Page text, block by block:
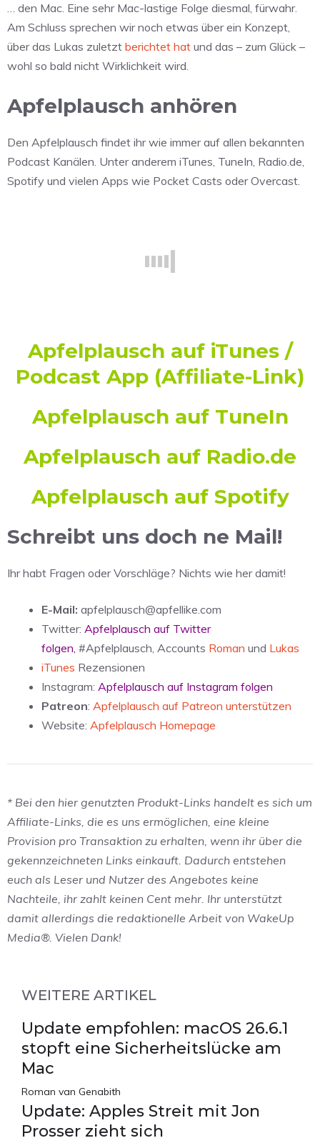
… den Mac. Eine sehr Mac-lastige Folge diesmal, fürwahr.
Am Schluss sprechen wir noch etwas über ein Konzept,
über das Lukas zuletzt berichtet hat und das – zum Glück –
wohl so bald nicht Wirklichkeit wird.
Apfelplausch anhören
Den Apfelplausch findet ihr wie immer auf allen bekannten
Podcast Kanälen. Unter anderem iTunes, TuneIn, Radio.de,
Spotify und vielen Apps wie Pocket Casts oder Overcast.
Apfelplausch auf iTunes /
Podcast App (Affiliate-Link)
Apfelplausch auf TuneIn
Apfelplausch auf Radio.de
Apfelplausch auf Spotify
Schreibt uns doch ne Mail!
Ihr habt Fragen oder Vorschläge? Nichts wie her damit!
E-Mail: apfelplausch@apfellike.com
Twitter: Apfelplausch auf Twitter
folgen, #Apfelplausch, Accounts Roman und Lukas
iTunes Rezensionen
Instagram: Apfelplausch auf Instagram folgen
Patreon: Apfelplausch auf Patreon unterstützen
Website: Apfelplausch Homepage
* Bei den hier genutzten Produkt-Links handelt es sich um
Affiliate-Links, die es uns ermöglichen, eine kleine
Provision pro Transaktion zu erhalten, wenn ihr über die
gekennzeichneten Links einkauft. Dadurch entstehen
euch als Leser und Nutzer des Angebotes keine
Nachteile, ihr zahlt keinen Cent mehr. Ihr unterstützt
damit allerdings die redaktionelle Arbeit von WakeUp
Media®. Vielen Dank!
WEITERE ARTIKEL
Update empfohlen: macOS 26.6.1
stopft eine Sicherheitslücke am
Mac
Roman van Genabith
Update: Apples Streit mit Jon
Prosser zieht sich